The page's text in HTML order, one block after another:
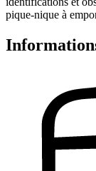
pique-nique à